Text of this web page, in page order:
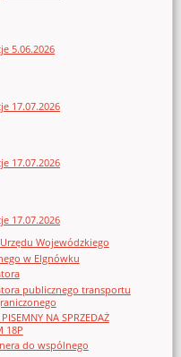
5.06.2026
17.07.2026
17.07.2026
17.07.2026
Wojewódzkiego
w Elgnówku
publicznego transportu
NA SPRZEDAŻ
18P
do wspólnego